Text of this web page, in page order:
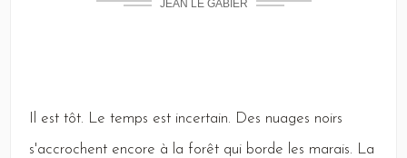
JEAN LE GABIER
est tôt. Le temps est incertain. Des nuages noirs
s'accrochent encore à la forêt qui borde les marais. La